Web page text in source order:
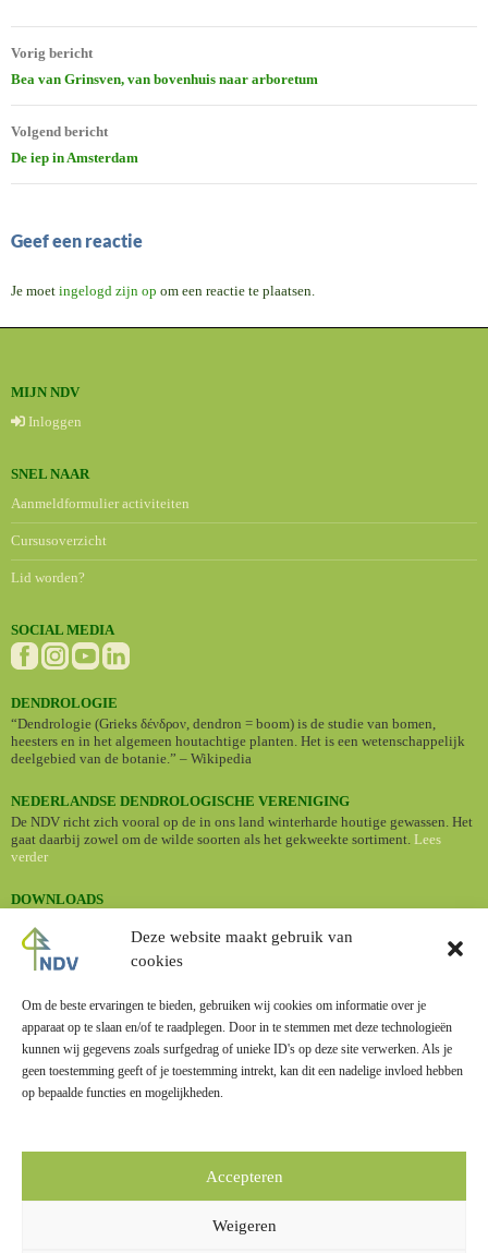
Deze website maakt gebruik van
cookies
Om de beste ervaringen te bieden, gebruiken wij cookies om informatie over je
apparaat op te slaan en/of te raadplegen. Door in te stemmen met deze technologieën
kunnen wij gegevens zoals surfgedrag of unieke ID's op deze site verwerken. Als je
geen toestemming geeft of je toestemming intrekt, kan dit een nadelige invloed hebben
op bepaalde functies en mogelijkheden.
Accepteren
Weigeren
Bericht
navigatie
Vorig bericht
Bea van Grinsven, van bovenhuis naar arboretum
Volgend bericht
De iep in Amsterdam
Geef een reactie
Je moet ingelogd zijn op om een reactie te plaatsen.
MIJN NDV
Inloggen
SNEL NAAR
Aanmeldformulier activiteiten
Cursusoverzicht
Lid worden?
SOCIAL MEDIA
DENDROLOGIE
“Dendrologie (Grieks δένδρον, dendron = boom) is de studie van bomen,
heesters en in het algemeen houtachtige planten. Het is een wetenschappelijk
deelgebied van de botanie.” – Wikipedia
NEDERLANDSE DENDROLOGISCHE VERENIGING
De NDV richt zich vooral op de in ons land winterharde houtige gewassen. Het
gaat daarbij zowel om de wilde soorten als het gekweekte sortiment. Lees
verder
DOWNLOADS
BOMENBIEB
boomsoorten.